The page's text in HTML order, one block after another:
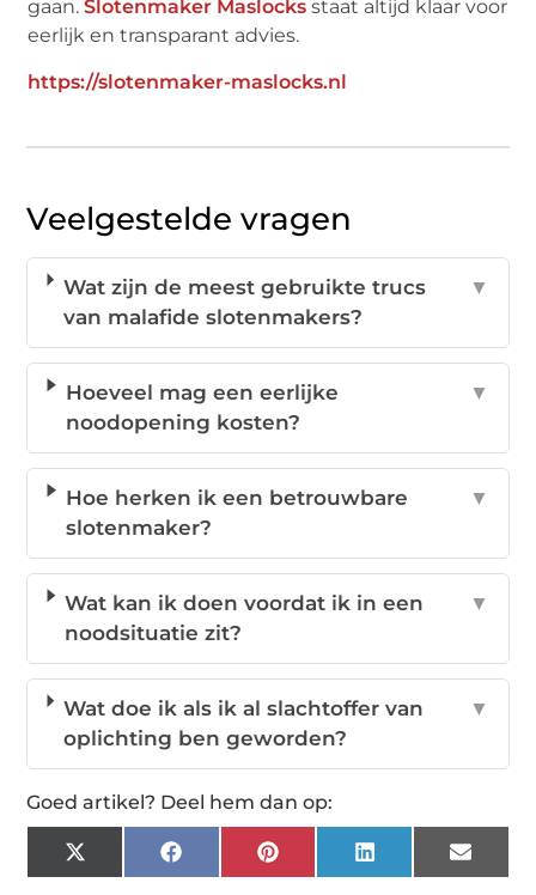
gaan. Slotenmaker Maslocks staat altijd klaar voor
eerlijk en transparant advies.
https://slotenmaker-maslocks.nl
Veelgestelde vragen
Wat zijn de meest gebruikte trucs
van malafide slotenmakers?
▼
Hoeveel mag een eerlijke
noodopening kosten?
▼
Hoe herken ik een betrouwbare
slotenmaker?
▼
Wat kan ik doen voordat ik in een
noodsituatie zit?
▼
Wat doe ik als ik al slachtoffer van
oplichting ben geworden?
▼
Goed artikel? Deel hem dan op:
X
(Twitter)
FacebookPinterestLinkedInEmail